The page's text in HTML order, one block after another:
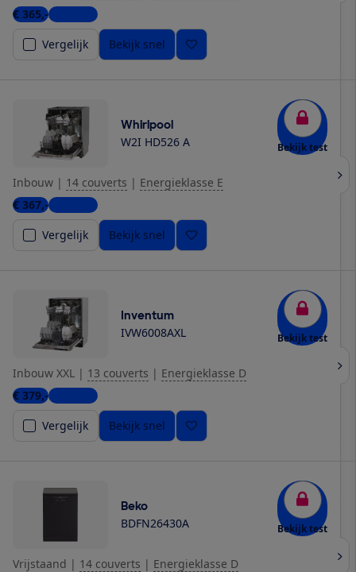
€ 365,-2 winkels
Vergelijk
Bekijk snel
Whirlpool
W2I HD526 A Bekijk test
Inbouw | 14 couverts | Energieklasse E
€ 367,-4 winkels
Vergelijk
Bekijk snel
Inventum
IVW6008AXL Bekijk test
Inbouw XXL | 13 couverts | Energieklasse D
€ 379,-5 winkels
Vergelijk
Bekijk snel
Beko
BDFN26430A Bekijk test
Vrijstaand | 14 couverts | Energieklasse D